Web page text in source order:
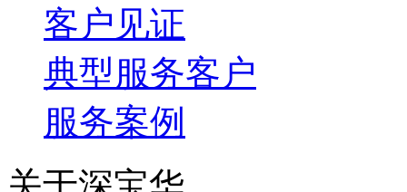
客户见证
典型服务客户
服务案例